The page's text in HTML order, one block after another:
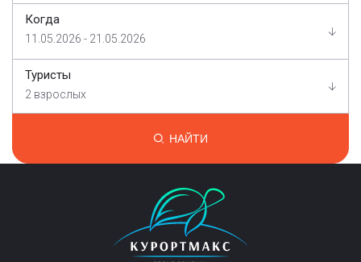
Когда
11.05.2026 - 21.05.2026
Туристы
2 взрослых
НАЙТИ